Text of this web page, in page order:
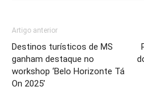
Artigo anterior
Destinos turísticos de MS
ganham destaque no
workshop ‘Belo Horizonte Tá
On 2025’